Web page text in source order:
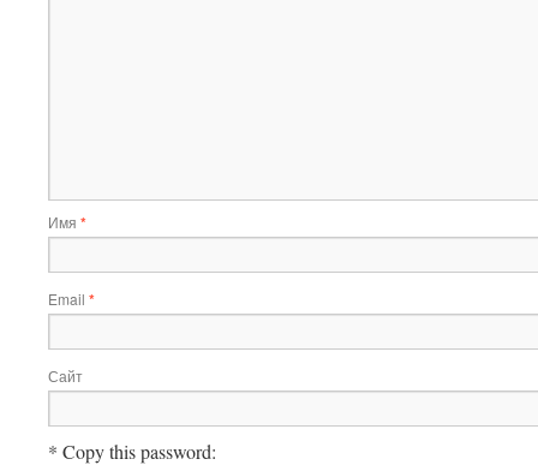
Имя *
Email *
Сайт
* Copy this password: